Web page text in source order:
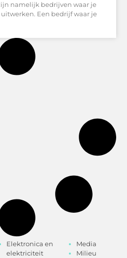
namelijk bedrijven waar je
Een bedrijf waar je
Elektronica en
elektriciteit
Media
Milieu